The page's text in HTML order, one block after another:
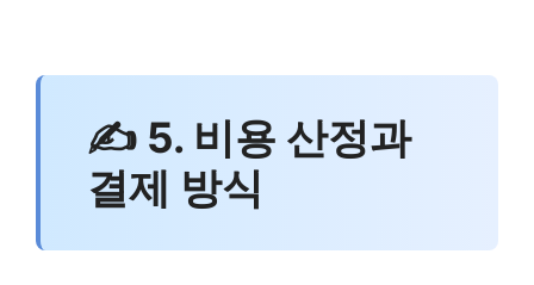
✍ 5. 비용 산정과
결제 방식